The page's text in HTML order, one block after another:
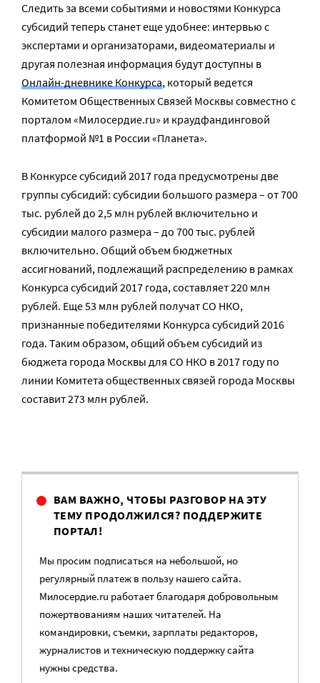
Следить за всеми событиями и новостями Конкурса
субсидий теперь станет еще удобнее: интервью с
экспертами и организаторами, видеоматериалы и
другая полезная информация будут доступны в
Онлайн-дневнике Конкурса, который ведется
Комитетом Общественных Связей Москвы совместно с
порталом «Милосердие.ru» и краудфандинговой
платформой №1 в России «Планета».
В Конкурсе субсидий 2017 года предусмотрены две
группы субсидий: субсидии большого размера – от 700
тыс. рублей до 2,5 млн рублей включительно и
субсидии малого размера – до 700 тыс. рублей
включительно. Общий объем бюджетных
ассигнований, подлежащий распределению в рамках
Конкурса субсидий 2017 года, составляет 220 млн
рублей. Еще 53 млн рублей получат СО НКО,
признанные победителями Конкурса субсидий 2016
года. Таким образом, общий объем субсидий из
бюджета города Москвы для СО НКО в 2017 году по
линии Комитета общественных связей города Москвы
составит 273 млн рублей.
ВАМ ВАЖНО, ЧТОБЫ РАЗГОВОР НА ЭТУ
ТЕМУ ПРОДОЛЖИЛСЯ? ПОДДЕРЖИТЕ
ПОРТАЛ!
Мы просим подписаться на небольшой, но
регулярный платеж в пользу нашего сайта.
Милосердие.ru работает благодаря добровольным
пожертвованиям наших читателей. На
командировки, съемки, зарплаты редакторов,
журналистов и техническую поддержку сайта
нужны средства.